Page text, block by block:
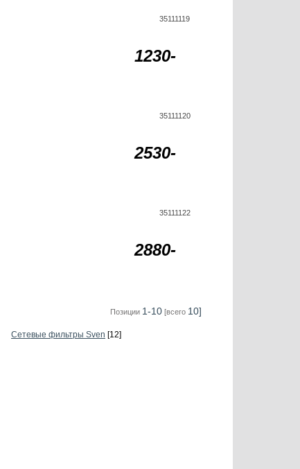
35111119
1230-
35111120
2530-
35111122
2880-
Позиции 1-10 [всего 10]
Сетевые фильтры Sven [12]